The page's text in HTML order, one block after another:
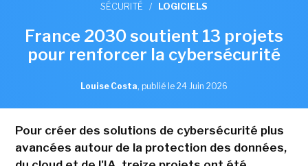
SÉCURITÉ / LOGICIELS
France 2030 soutient 13 projets
pour renforcer la cybersécurité
Louise Costa, publié le 24 Juin 2026
Pour créer des solutions de cybersécurité plus
avancées autour de la protection des données,